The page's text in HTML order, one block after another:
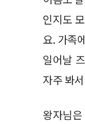
인지도
요. 가족
일어날
자주 봐
왕자님